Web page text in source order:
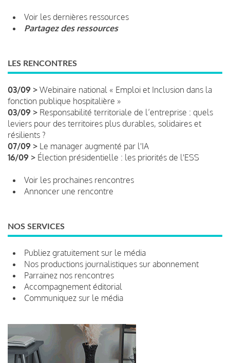
Voir les dernières ressources
Partagez des ressources
LES RENCONTRES
03/09 > Webinaire national « Emploi et Inclusion dans la
fonction publique hospitalière »
03/09 > Responsabilité territoriale de l’entreprise : quels
leviers pour des territoires plus durables, solidaires et
résilients ?
07/09 > Le manager augmenté par l'IA
16/09 > Élection présidentielle : les priorités de l'ESS
Voir les prochaines rencontres
Annoncer une rencontre
NOS SERVICES
Publiez gratuitement sur le média
Nos productions journalistiques sur abonnement
Parrainez nos rencontres
Accompagnement éditorial
Communiquez sur le média